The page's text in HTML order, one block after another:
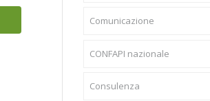
Comunicazione
CONFAPI nazionale
Consulenza